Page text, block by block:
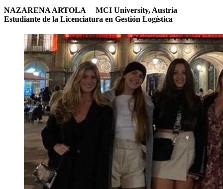
NAZARENA ARTOLA
MCI University, Austria
Estudiante de la Licenciatura en Gestión Logística